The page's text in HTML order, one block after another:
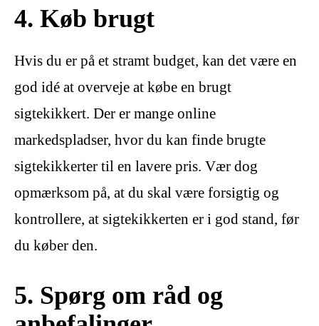
4. Køb brugt
Hvis du er på et stramt budget, kan det være en
god idé at overveje at købe en brugt
sigtekikkert. Der er mange online
markedspladser, hvor du kan finde brugte
sigtekikkerter til en lavere pris. Vær dog
opmærksom på, at du skal være forsigtig og
kontrollere, at sigtekikkerten er i god stand, før
du køber den.
5. Spørg om råd og